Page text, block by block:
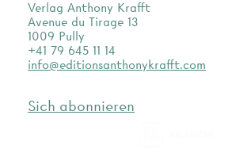
Verlag Anthony Krafft
Avenue du Tirage 13
1009 Pully
+41 79 645 11 14
info@editionsanthonykrafft.com
Sich abonnieren